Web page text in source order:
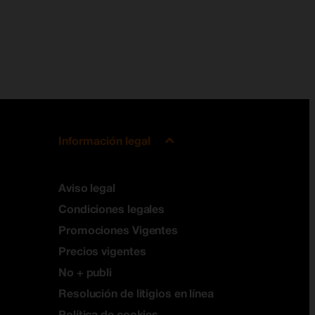
Información legal
Aviso legal
Condiciones legales
Promociones Vigentes
Precios vigentes
No + publi
Resolución de litigios en línea